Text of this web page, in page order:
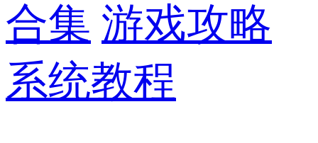
合集 游戏攻略
系统教程